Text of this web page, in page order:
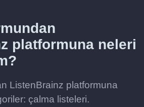
platformuna neleri
ListenBrainz platformuna
çalma listeleri.